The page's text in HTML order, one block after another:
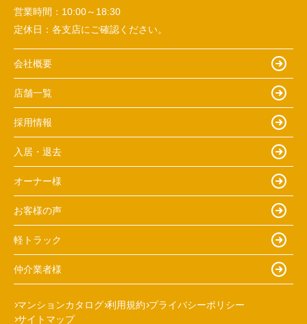
営業時間： 10:00～18:30
定休日： 各支店にご確認ください。
会社概要
店舗一覧
採用情報
入居・退去
オーナー様
お客様の声
軽トラック
仲介業者様
マンションカタログ 利用規約 プライバシーポリシー
サイトマップ